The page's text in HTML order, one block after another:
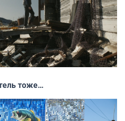
тоже…